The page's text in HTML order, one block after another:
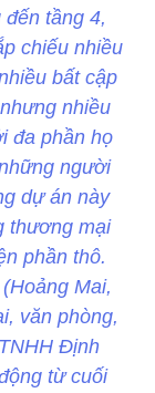
tầng 4,
chiếu nhiều
bất cập
nhiều
đa phần họ
người
dự án này
thương mại
phần thô.
Mai,
văn phòng,
Định
từ cuối